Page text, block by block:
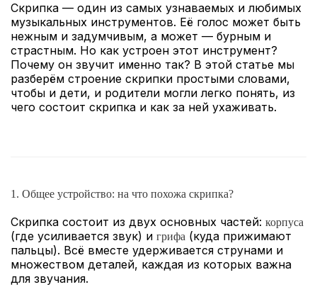
Скрипка — один из самых узнаваемых и любимых
музыкальных инструментов. Её голос может быть
нежным и задумчивым, а может — бурным и
страстным. Но как устроен этот инструмент?
Почему он звучит именно так? В этой статье мы
разберём строение скрипки простыми словами,
чтобы и дети, и родители могли легко понять, из
чего состоит скрипка и как за ней ухаживать.
1. Общее устройство: на что похожа скрипка?
Скрипка состоит из двух основных частей: корпуса
(где усиливается звук) и грифа (куда прижимают
пальцы). Всё вместе удерживается струнами и
множеством деталей, каждая из которых важна
для звучания.